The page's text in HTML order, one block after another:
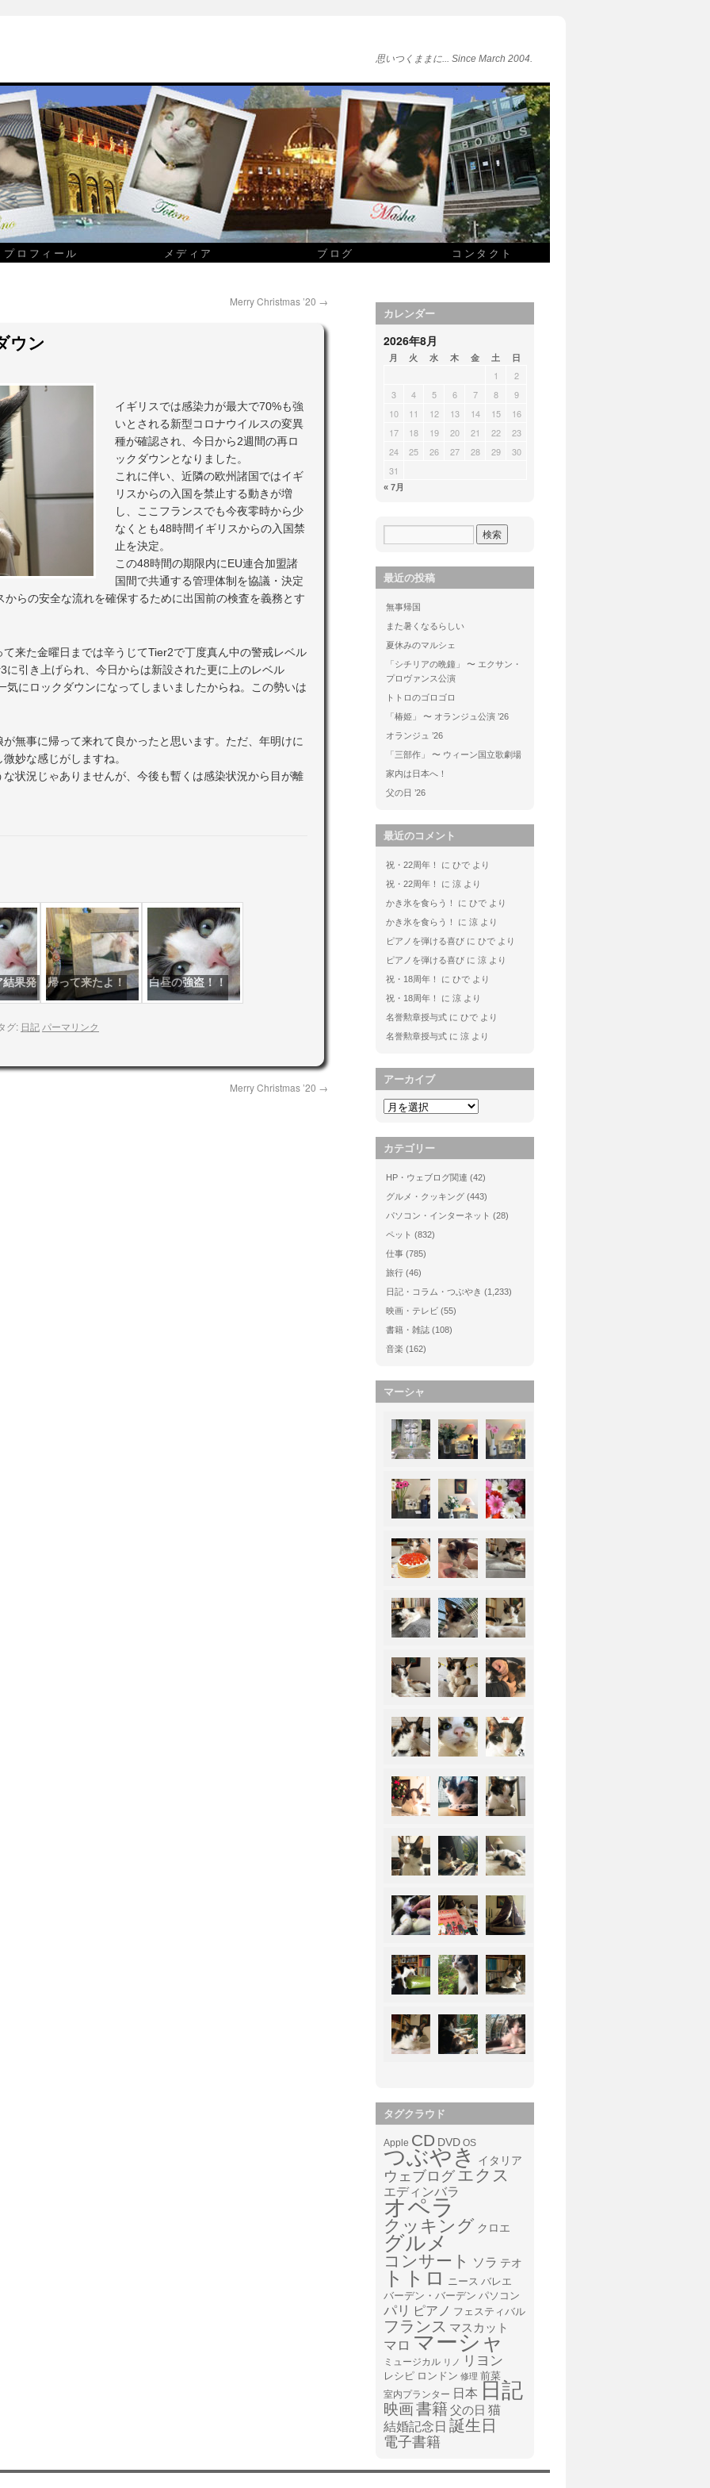
思いつくままに... Since March 2004.
プロフィール メディア ブログ コンタクト
Merry Christmas ’20 →
ウン
イギリスでは感染力が最大で70%も強
いとされる新型コロナウイルスの変異
種が確認され、今日から2週間の再ロ
ックダウンとなりました。
これに伴い、近隣の欧州諸国ではイギ
リスからの入国を禁止する動きが増
し、ここフランスでも今夜零時から少
なくとも48時間イギリスからの入国禁
止を決定。
この48時間の期限内にEU連合加盟諸
国間で共通する管理体制を協議・決定
からの安全な流れを確保するために出国前の検査を義務とす
来た金曜日までは辛うじてTier2で丁度真ん中の警戒レベル
に引き上げられ、今日からは新設された更に上のレベル
気にロックダウンになってしまいましたからね。この勢いは
無事に帰って来れて良かったと思います。ただ、年明けに
妙な感じがしますね。
状況じゃありませんが、今後も暫くは感染状況から目が離
結果発
帰って来たよ！ 白昼の強盗！！
グ: 日記 パーマリンク
Merry Christmas ’20 →
カレンダー
2026年8月
月 火 水 木 金 土 日
1
2
3
4 5 6 7 8
9
10
11 12 13 14 15
16
17
18 19 20 21 22
23
24
25 26 27 28 29
30
31
« 7月
最近の投稿
無事帰国
また暑くなるらしい
夏休みのマルシェ
「シチリアの晩鐘」 〜 エクサン・
プロヴァンス公演
トトロのゴロゴロ
「椿姫」 〜 オランジュ公演 ’26
オランジュ ’26
「三部作」 〜 ウィーン国立歌劇場
家内は日本へ！
父の日 ’26
最近のコメント
祝・22周年！ に ひで より
祝・22周年！
に 涼 より
かき氷を食らう！
に ひで より
かき氷を食らう！
に 涼 より
ピアノを弾ける喜び に ひで より
ピアノを弾ける喜び に 涼 より
祝・18周年！
に ひで より
祝・18周年！
に 涼 より
名誉勲章授与式 に ひで より
名誉勲章授与式 に 涼 より
アーカイブ
カテゴリー
HP・ウェブログ関連 (42)
グルメ・クッキング (443)
パソコン・インターネット (28)
ペット (832)
仕事 (785)
旅行 (46)
日記・コラム・つぶやき (1,233)
映画・テレビ (55)
書籍・雑誌 (108)
音楽 (162)
マーシャ
タグクラウド
Apple CD DVD OS
つぶやき イタリア
ウェブログ エクス
エディンバラ
オペラ
クッキング クロエ
グルメ
コンサート ソラ テオ
トトロ ニース バレエ
バーデン・バーデン パソコン
パリ ピアノ フェスティバル
フランス マスカット
マロ マーシャ
ミュージカル リノ リヨン
レシピ ロンドン 修理 前菜
室内プランター 日本 日記
映画書籍 父の日 猫
結婚記念日 誕生日
電子書籍